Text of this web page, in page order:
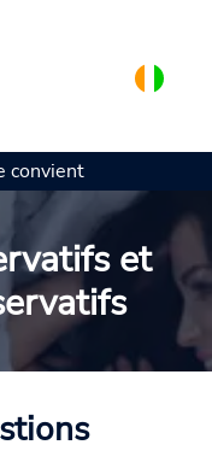
Disponible en 7
et